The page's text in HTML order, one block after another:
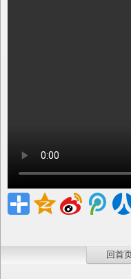
回首